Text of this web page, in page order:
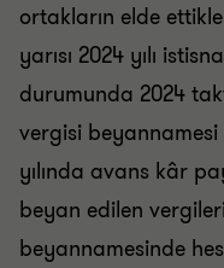
ortakların elde
yarısı 2024 yılı
durumunda 2024
vergisi
yılında avans kâr
beyan edilen
beyannamesinde